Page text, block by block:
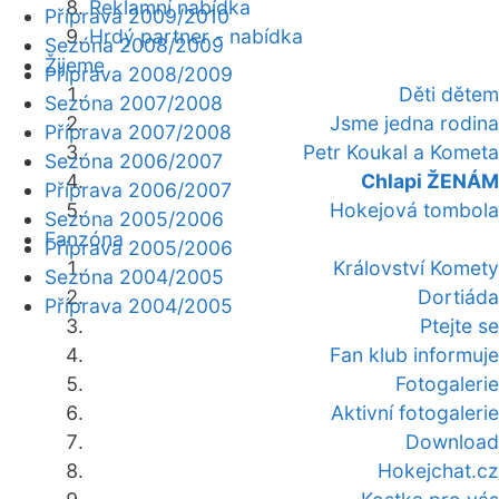
Reklamní nabídka
Hrdý partner - nabídka
Žijeme
Děti dětem
Jsme jedna rodina
Petr Koukal a Kometa
Chlapi ŽENÁM
Hokejová tombola
Fanzóna
Království Komety
Dortiáda
Ptejte se
Fan klub informuje
Fotogalerie
Aktivní fotogalerie
Download
Hokejchat.cz
Příprava 2009/2010
Sezóna 2008/2009
Příprava 2008/2009
Sezóna 2007/2008
Příprava 2007/2008
Sezóna 2006/2007
Příprava 2006/2007
Sezóna 2005/2006
Příprava 2005/2006
Sezóna 2004/2005
Příprava 2004/2005